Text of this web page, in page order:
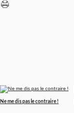
Ne me dis pas le contraire !